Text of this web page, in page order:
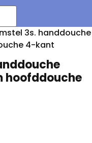
3s. handdouche
4-kant
hoofddouche